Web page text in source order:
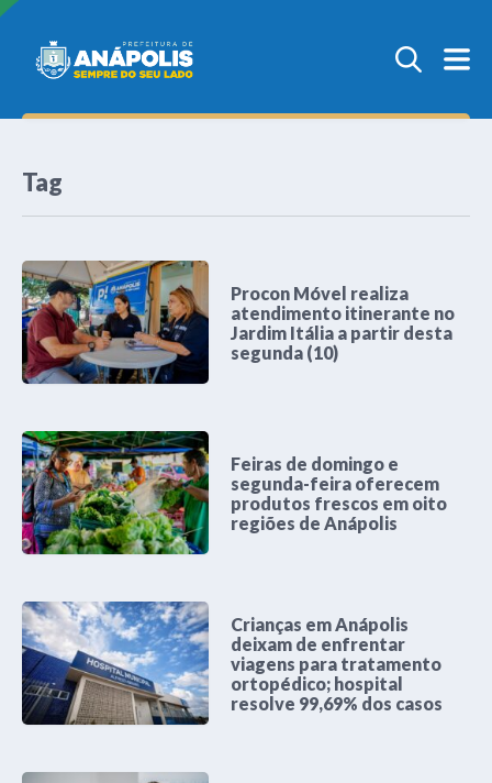
Tag
Procon Móvel realiza
atendimento itinerante no
Jardim Itália a partir desta
segunda (10)
Feiras de domingo e
segunda-feira oferecem
produtos frescos em oito
regiões de Anápolis
Crianças em Anápolis
deixam de enfrentar
viagens para tratamento
ortopédico; hospital
resolve 99,69% dos casos